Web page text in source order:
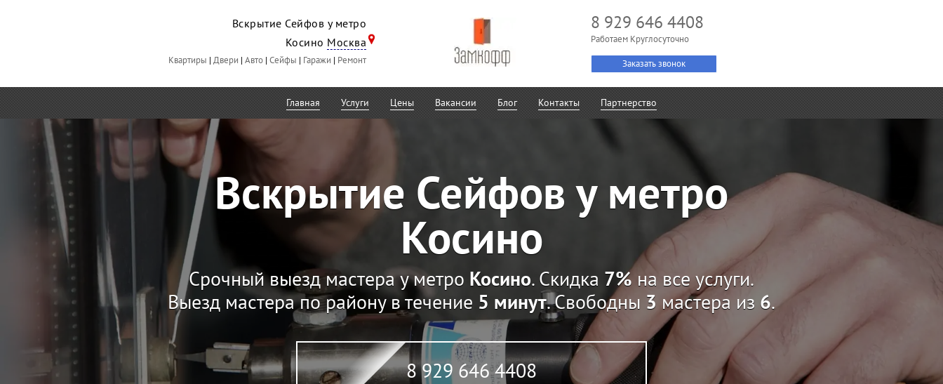
Вскрытие Сейфов у метро
Косино Москва
Квартиры | Двери | Авто | Сейфы | Гаражи | Ремонт
8 929 646 4408
Работаем Круглосуточно
Заказать звонок
Главная Услуги Цены Вакансии Блог Контакты Партнерство
Вскрытие Сейфов у метро
Косино
Срочный выезд мастера у метро Косино. Скидка 7% на все услуги.
Выезд мастера по району в течение 5 минут. Свободны 3 мастера из 6.
8 929 646 4408